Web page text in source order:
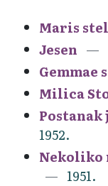
Maris
Jesen
Milica
1952.
Nekoliko
1951.